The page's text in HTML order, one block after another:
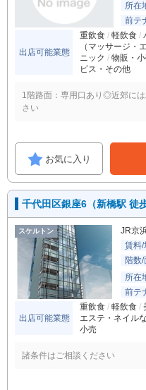
所在
前テ
出店可能業態
重飲食 軽飲食
（マッサージ・
ニック
物販・
ビス・その他
1階路面：専用口あり◎近郊に
さい
お気に入り
千代田区銀座6（新橋駅 徒
スケルトン JR京
賃料/
階数
所在
前テ
出店可能業態
重飲食 軽飲食
エステ・ネイルな
小売
諸条件はご相談ください